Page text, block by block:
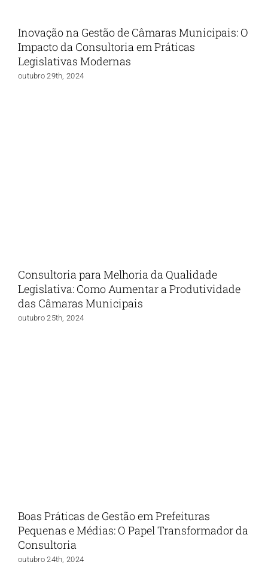
Inovação na Gestão de Câmaras Municipais: O
Impacto da Consultoria em Práticas
Legislativas Modernas
outubro 29th, 2024
Consultoria para Melhoria da Qualidade
Legislativa: Como Aumentar a Produtividade
das Câmaras Municipais
outubro 25th, 2024
Boas Práticas de Gestão em Prefeituras
Pequenas e Médias: O Papel Transformador da
Consultoria
outubro 24th, 2024